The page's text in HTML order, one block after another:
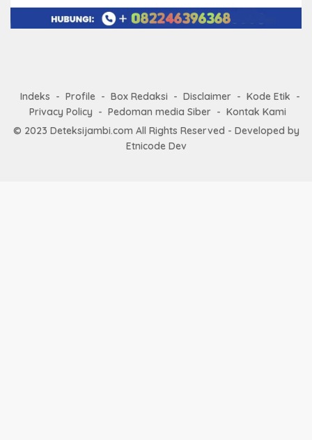
Indeks Profile Box Redaksi Disclaimer
Kode Etik
Privacy Policy
Pedoman media Siber
Kontak Kami
© 2023 Deteksijambi.com All Rights Reserved - Developed by
Etnicode Dev